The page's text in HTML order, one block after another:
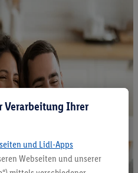
Verarbeitung Ihrer
und Lidl-Apps
Webseiten und unserer